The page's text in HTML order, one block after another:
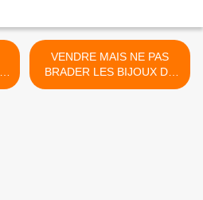
VENDRE MAIS NE PAS
BRADER LES BIJOUX DE
FAMILLE >